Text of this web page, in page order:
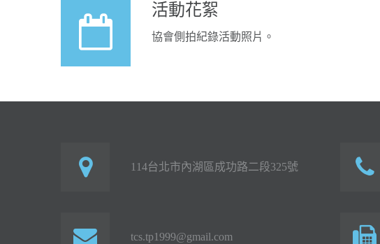
活動花絮
協會側拍紀錄活動照片。
114台北市內湖區成功路二段325號
tcs.tp1999@gmail.com